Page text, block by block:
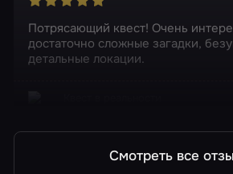
Потрясающий квест! Очень
достаточно сложные загадки,
детальные локации.
Смотреть все